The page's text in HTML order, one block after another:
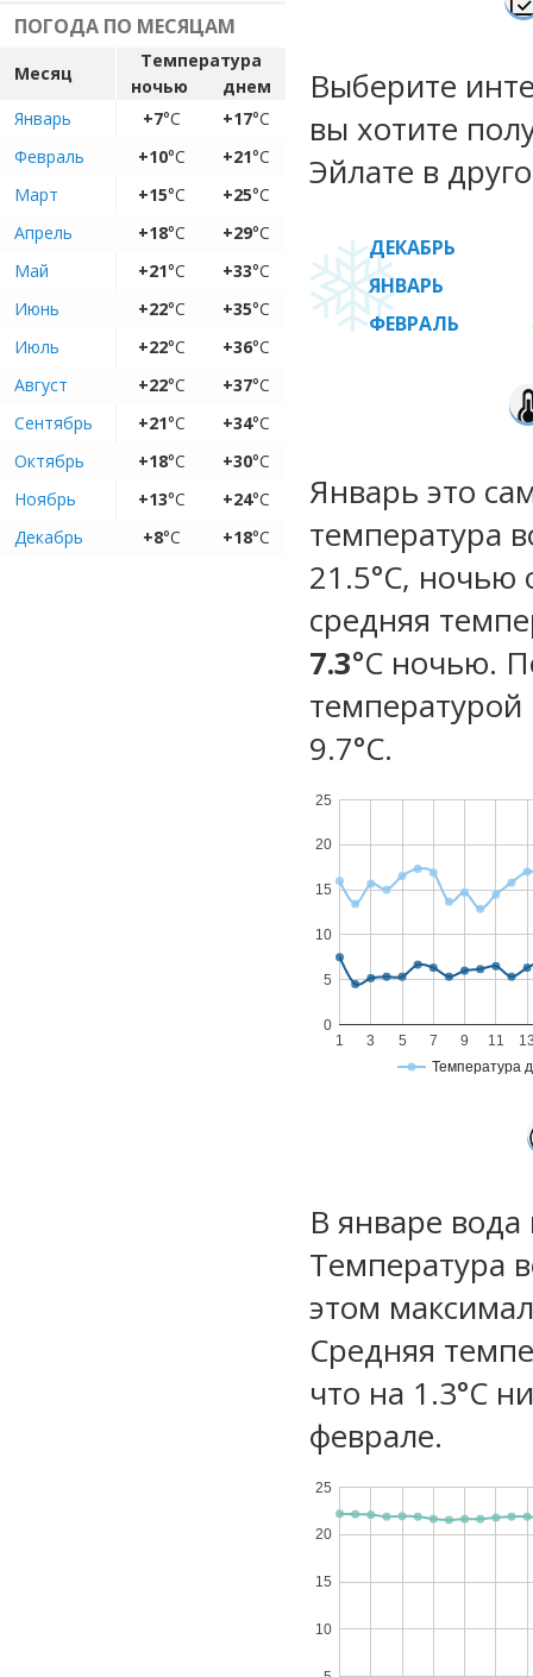
ПОГОДА ПО МЕСЯЦАМ
Месяц
Температура
ночью
днем
Январь
+7°C +17°C
Февраль
+10°C +21°C
Март
+15°C +25°C
Апрель
+18°C +29°C
Май
+21°C +33°C
Июнь
+22°C +35°C
Июль
+22°C +36°C
Август
+22°C +37°C
Сентябрь
+21°C +34°C
Октябрь
+18°C +30°C
Ноябрь
+13°C +24°C
Декабрь
+8°C +18°C
Выберите
вы хотите
Эйлате в
ДЕКАБРЬ
ЯНВАРЬ
ФЕВРАЛЬ
Январь это
температура
21.5°C, ночью
средняя
7.3°C ночью.
температурой
9.7°С.
Температура
1 3 5 7 9 11
0
5
10
15
20
25
В январе
Температура
этом
Средняя
что на 1.3°C
феврале.
10
15
20
25